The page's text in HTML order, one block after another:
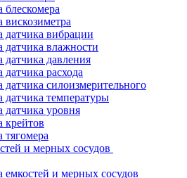
блескомера
вискозиметра
датчика вибрации
датчика влажности
датчика давления
датчика расхода
датчика силоизмерительного
датчика температуры
датчика уровня
крейтов
тягомера
и мерных сосудов
емкостей и мерных сосудов